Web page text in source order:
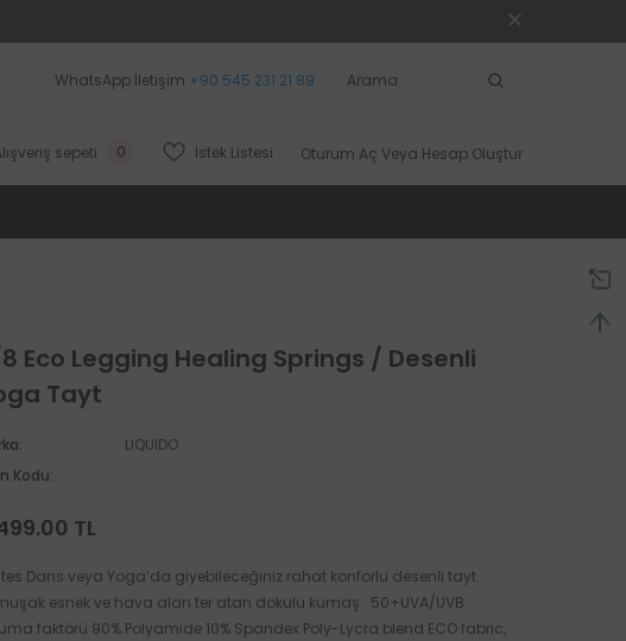
WhatsApp İletişim +90 545 231 21 89
sepeti 0 İstek Listesi Oturum Aç Veya Hesap Oluştur
Eco Legging Healing Springs / Desenli
Tayt
LIQUIDO
Kodu:
TL
Dans veya Yoga’da giyebileceğiniz rahat konforlu desenli tayt.
esnek ve hava alan ter atan dokulu kumaş. 50+UVA/UVB
faktörü 90% Polyamide 10% Spandex Poly-Lycra blend ECO fabric,